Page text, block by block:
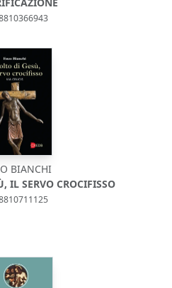
BIANCHI
IL SERVO CROCIFISSO